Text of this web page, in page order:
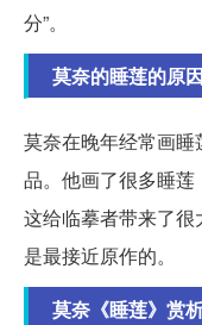
分”。
莫奈的睡莲的原
莫奈在晚年经常画
品。他画了很多睡莲
这给临摹者带来了
是最接近原作的。
莫奈《睡莲》赏